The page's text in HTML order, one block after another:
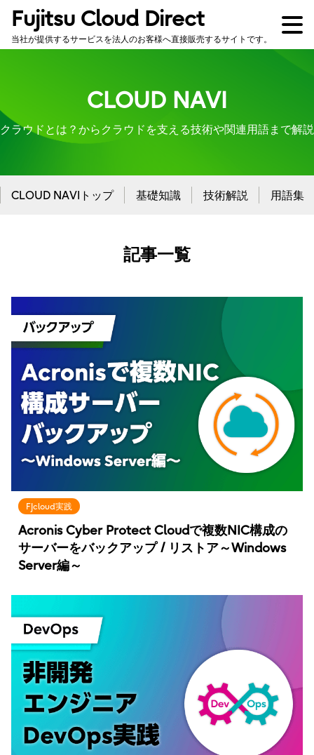
Fujitsu Cloud Direct
当社が提供するサービスを法人のお客様へ直接販売するサイトです。
CLOUD NAVI
クラウドとは？からクラウドを支える技術や関連用語まで解説
CLOUD NAVIトップ 基礎知識 技術解説 用語集
記事一覧
FJcloud実践
Acronis Cyber Protect Cloudで複数NIC構成の
サーバーをバックアップ / リストア～Windows
Server編～